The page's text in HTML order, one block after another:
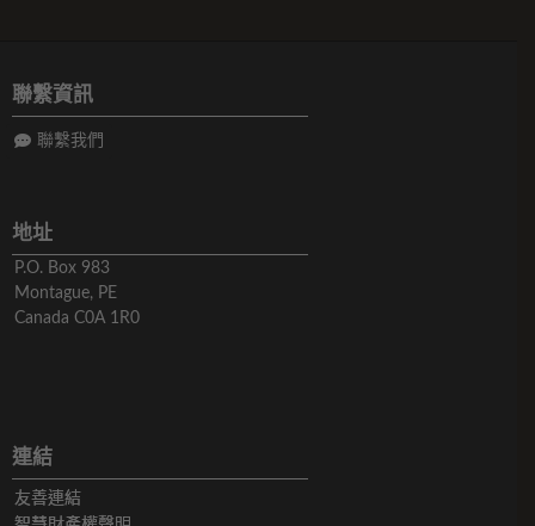
聯繫資訊
聯繫我們
地址
P.O. Box 983
Montague, PE
Canada C0A 1R0
連結
友善連結